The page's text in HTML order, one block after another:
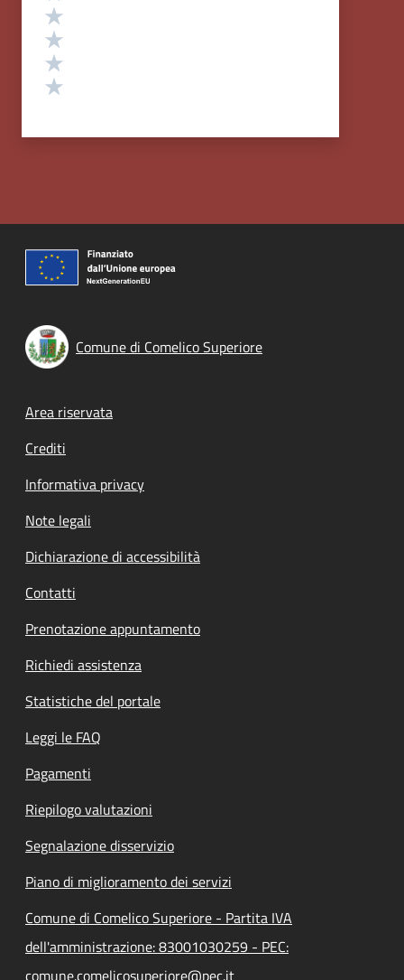
Comune di Comelico Superiore
Footer menu
Area riservata
Crediti
Informativa privacy
Note legali
Dichiarazione di accessibilità
Contatti
Prenotazione appuntamento
Richiedi assistenza
Statistiche del portale
Leggi le FAQ
Pagamenti
Riepilogo valutazioni
Segnalazione disservizio
Piano di miglioramento dei servizi
Comune di Comelico Superiore - Partita IVA
dell'amministrazione: 83001030259 - PEC:
comune.comelicosuperiore@pec.it